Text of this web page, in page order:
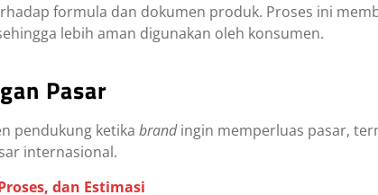
formula dan dokumen produk. Proses ini
lebih aman digunakan oleh konsumen.
Pasar
pendukung ketika brandingin memperluas pasar,
internasional.
dan Estimasi